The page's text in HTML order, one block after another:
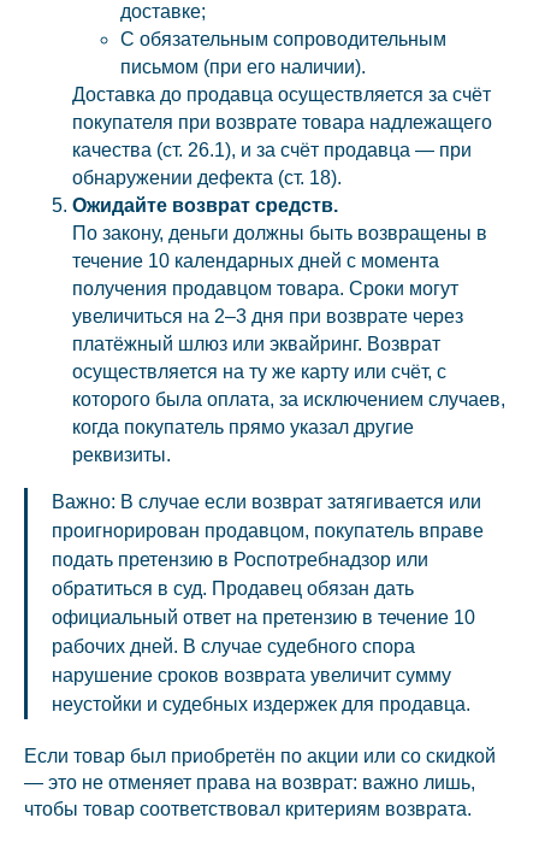
доставке;
С обязательным сопроводительным
письмом (при его наличии).
Доставка до продавца осуществляется за счёт
покупателя при возврате товара надлежащего
качества (ст. 26.1), и за счёт продавца — при
обнаружении дефекта (ст. 18).
Ожидайте возврат средств.
По закону, деньги должны быть возвращены в
течение 10 календарных дней с момента
получения продавцом товара. Сроки могут
увеличиться на 2–3 дня при возврате через
платёжный шлюз или эквайринг. Возврат
осуществляется на ту же карту или счёт, с
которого была оплата, за исключением случаев,
когда покупатель прямо указал другие
реквизиты.
Важно: В случае если возврат затягивается или
проигнорирован продавцом, покупатель вправе
подать претензию в Роспотребнадзор или
обратиться в суд. Продавец обязан дать
официальный ответ на претензию в течение 10
рабочих дней. В случае судебного спора
нарушение сроков возврата увеличит сумму
неустойки и судебных издержек для продавца.
Если товар был приобретён по акции или со скидкой
— это не отменяет права на возврат: важно лишь,
чтобы товар соответствовал критериям возврата.